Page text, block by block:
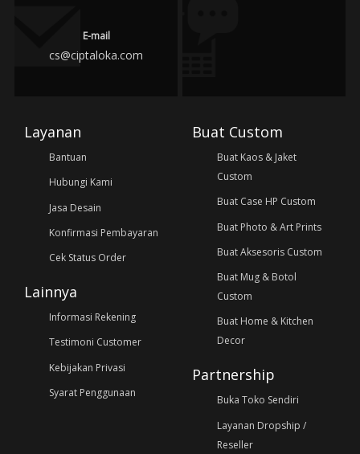
E-mail
cs@ciptaloka.com
Layanan
Bantuan
Hubungi Kami
Jasa Desain
Konfirmasi Pembayaran
Cek Status Order
Lainnya
Informasi Rekening
Testimoni Customer
Kebijakan Privasi
Syarat Penggunaan
Buat Custom
Buat Kaos & Jaket
Custom
Buat Case HP Custom
Buat Photo & Art Prints
Buat Aksesoris Custom
Buat Mug & Botol
Custom
Buat Home & Kitchen
Decor
Partnership
Buka Toko Sendiri
Layanan Dropship /
Reseller